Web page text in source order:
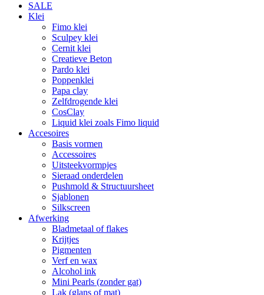
SALE
Klei
Fimo klei
Sculpey klei
Cernit klei
Creatieve Beton
Pardo klei
Poppenklei
Papa clay
Zelfdrogende klei
CosClay
Liquid klei zoals Fimo liquid
Accesoires
Basis vormen
Accessoires
Uitsteekvormpjes
Sieraad onderdelen
Pushmold & Structuursheet
Sjablonen
Silkscreen
Afwerking
Bladmetaal of flakes
Krijtjes
Pigmenten
Verf en wax
Alcohol ink
Mini Pearls (zonder gat)
Lak (glans of mat)